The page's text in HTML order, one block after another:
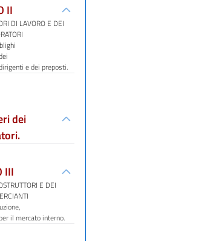
II
DI LAVORO E DEI
e dei preposti.
dei
III
E DEI
il mercato interno.